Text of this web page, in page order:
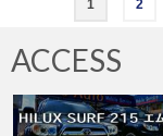
稿
の
1 2
ACCESS